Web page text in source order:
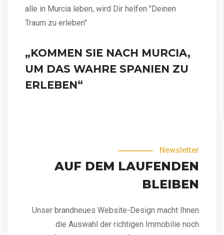
alle in Murcia leben, wird Dir helfen "Deinen
Traum zu erleben"
„KOMMEN SIE NACH MURCIA,
UM DAS WAHRE SPANIEN ZU
ERLEBEN“
Newsletter
AUF DEM LAUFENDEN
BLEIBEN
Unser brandneues Website-Design macht Ihnen
die Auswahl der richtigen Immobilie noch